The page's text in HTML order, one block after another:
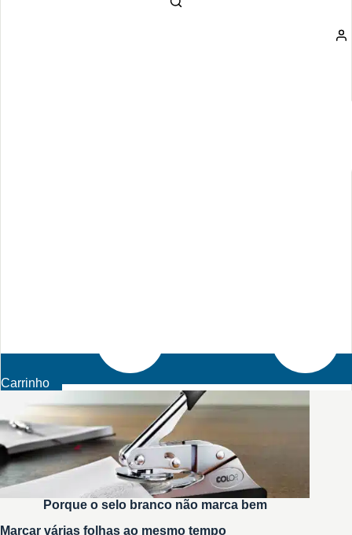
Carrinho
Porque o selo branco não marca bem
Marcar várias folhas ao mesmo tempo